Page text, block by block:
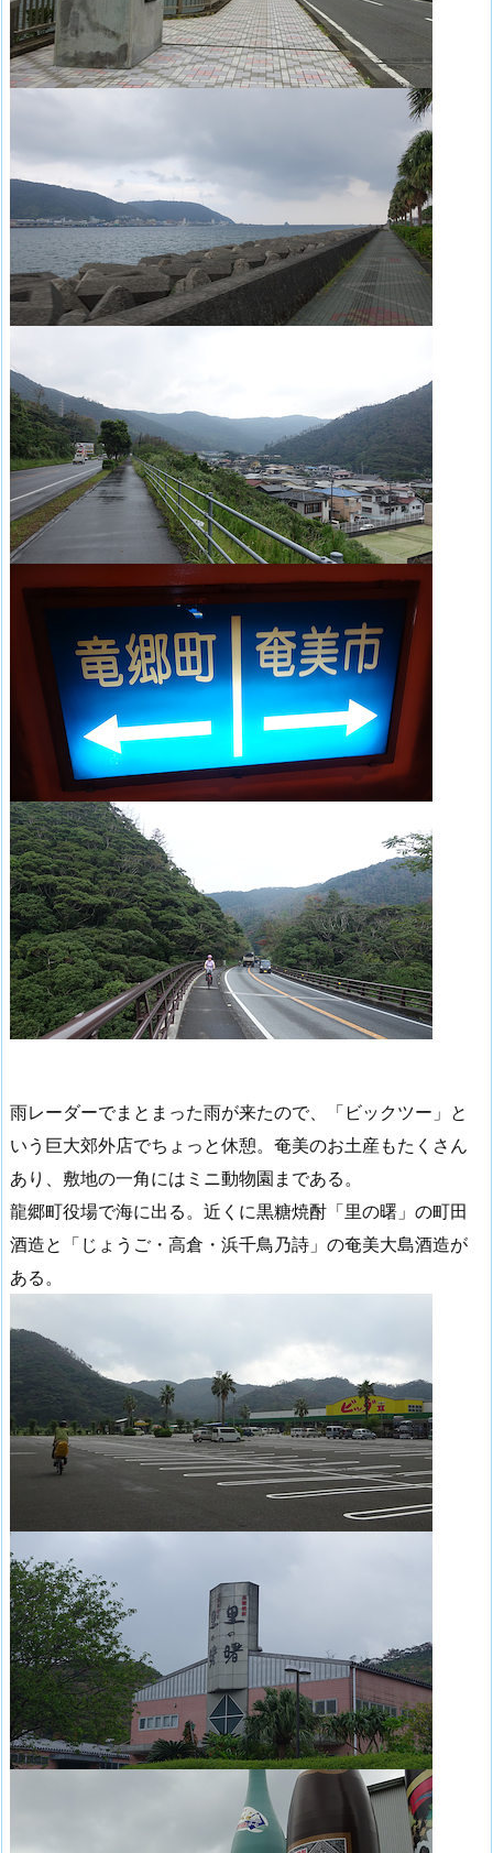
雨レーダーでまとまった雨が来たので、「ビックツー」と
いう巨大郊外店でちょっと休憩。奄美のお土産もたくさん
あり、敷地の一角にはミニ動物園まである。
龍郷町役場で海に出る。近くに黒糖焼酎「里の曙」の町田
酒造と「じょうご・高倉・浜千鳥乃詩」の奄美大島酒造が
ある。